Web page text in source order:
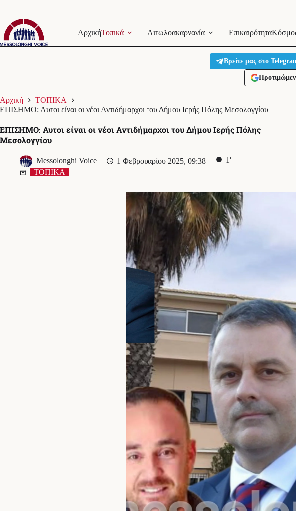
Μετάβαση
στο
περιεχόμενο
ΑρχικήΤοπικά Αιτωλοακαρνανία Επικαιρότητα
Βρείτε μας στο
Αρχική
ΤΟΠΙΚΑ
ΕΠΙΣΗΜΟ: Αυτοι είναι οι νέοι Αντιδήμαρχοι του Δήμου Ιερής Πόλης Μεσολογγίου
ΕΠΙΣΗΜΟ: Αυτοι είναι οι νέοι Αντιδήμαρχοι του Δήμου Ιερής Πόλης
Μεσολογγίου
Messolonghi Voice 1 Φεβρουαρίου 2025, 09:38
1′
ΤΟΠΙΚΑ